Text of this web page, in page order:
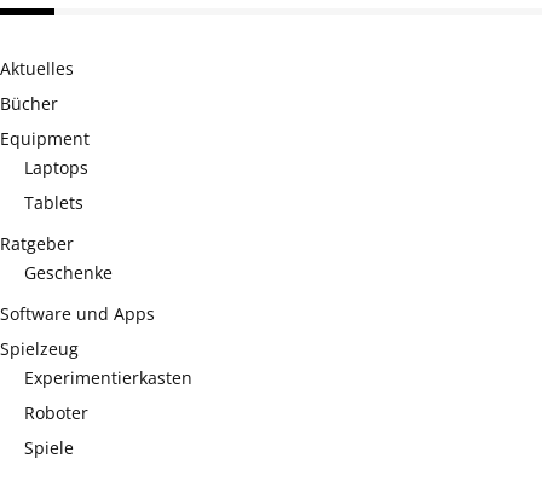
Aktuelles
Bücher
Equipment
Laptops
Tablets
Ratgeber
Geschenke
Software und Apps
Spielzeug
Experimentierkasten
Roboter
Spiele